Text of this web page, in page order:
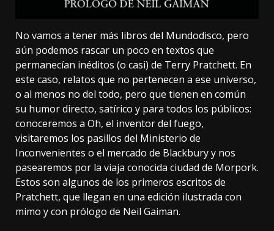
No vamos a tener más libros del Mundodisco, pero
aún podemos rascar un poco en textos que
permanecían inéditos (o casi) de Terry Pratchett. En
este caso, relatos que no pertenecen a ese universo,
o al menos no del todo, pero que tienen en común
su humor directo, satírico y para todos los públicos:
conoceremos a Oh, el inventor del fuego,
visitaremos los pasillos del Ministerio de
Inconvenientes o el mercado de Blackbury y nos
pasearemos por la viaja conocida ciudad de Morpork.
Estos son algunos de los primeros escritos de
Pratchett, que llegan en una edición ilustrada con
mimo y con prólogo de Neil Gaiman.